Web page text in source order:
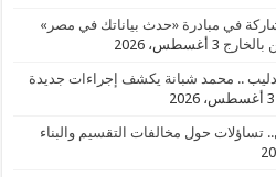
في مبادرة «حدث بياناتك في مصر»
بالخارج 3 أغسطس، 2026
.. محمد شبانة يكشف إجراءات جديدة
3 أغسطس، 2026
تساؤلات حول مخالفات التقسيم والبناء